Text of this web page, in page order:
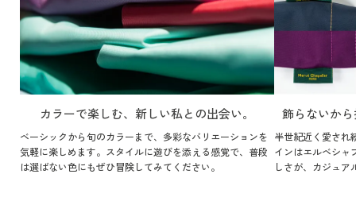
カラーで楽しむ、新しい私との出会い。
ベーシックから旬のカラーまで、多彩なバリエーションを
気軽に楽しめます。スタイルに遊びを添える感覚で、普段
は選ばない色にもぜひ冒険してみてください。
飾らないか
半世紀近く愛され
インはエルベシャ
しさが、カジュア